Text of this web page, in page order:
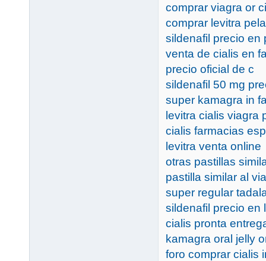
comprar viagra or
comprar levitra
sildenafil precio en
venta de cialis en
precio oficial de c
sildenafil 50 mg
super kamagra in
levitra cialis viagra
cialis farmacias
levitra venta online
otras pastillas
pastilla similar al
super regular
sildenafil precio en
cialis pronta
kamagra oral jelly
foro comprar cialis